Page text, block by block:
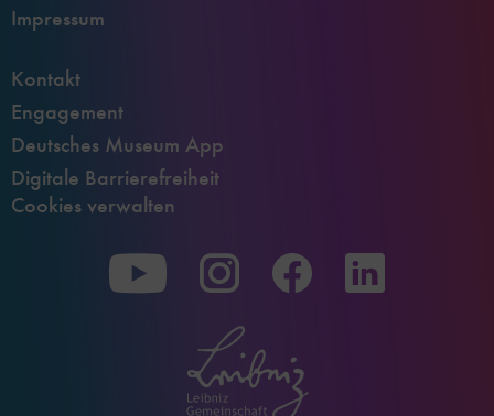
Impressum
Kontakt
Engagement
Deutsches Museum App
Digitale Barrierefreiheit
Cookies verwalten
Zu
unserer
Youtube-
Seite
Zu
unserer
Instagram-
Seite
Zu
unserer